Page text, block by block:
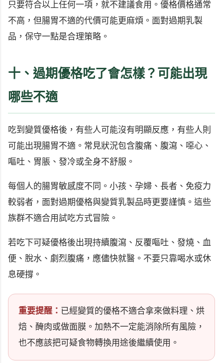
只要符合以上任何一項，就不建議食用。優格價格通常
不高，但腸胃不適的代價可能更麻煩。面對過期乳製
品，保守一點是合理策略。
十、過期優格吃了會怎樣？可能出現
哪些不適
吃到變質優格後，有些人可能沒有明顯反應，有些人則
可能出現腸胃不適。常見狀況包含腹痛、腹瀉、噁心、
嘔吐、胃脹、發冷或全身不舒服。
每個人的腸胃敏感度不同。小孩、孕婦、長者、免疫力
較弱者，面對過期優格與變質乳製品時更要謹慎。這些
族群不適合用試吃方式冒險。
若吃下可疑優格後出現持續腹瀉、反覆嘔吐、發燒、血
便、脫水、劇烈腹痛，應儘快就醫。不要只靠喝水或休
息硬撐。
重要提醒： 已經變質的優格不適合拿來做料理、烘
焙、醃肉或做面膜。加熱不一定能消除所有風險，
也不應該把可疑食物轉換用途後繼續使用。